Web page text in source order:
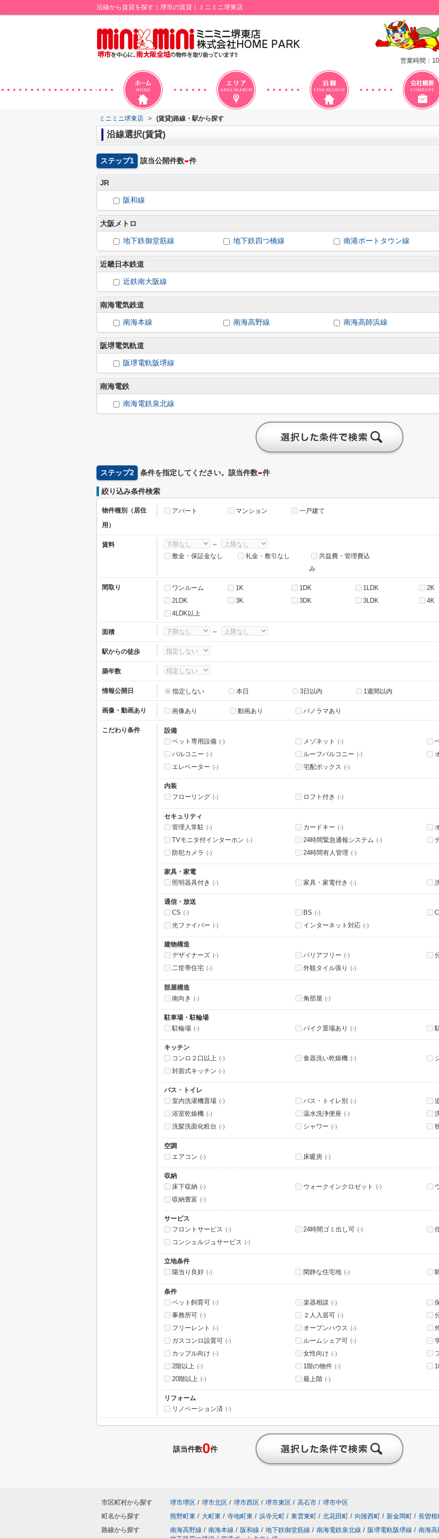
沿線から賃貸を探す｜堺市の賃貸｜ミニミニ堺東店
営業時間：
ミニミニ堺東店 > (賃貸)路線・駅から探す
沿線選択(賃貸)
ステップ1 該当公開件数-件
JR
阪和線
大阪メトロ
地下鉄御堂筋線 地下鉄四つ橋線 南港ポートタウン線
近畿日本鉄道
近鉄南大阪線
南海電気鉄道
南海本線 南海高野線 南海高師浜線
阪堺電気軌道
阪堺電軌阪堺線
南海電鉄
南海電鉄泉北線
ステップ2 条件を指定してください。該当件数-件
絞り込み条件検索
物件種別（居住
用）
アパート マンション 一戸建て
賃料
～
敷金・保証金なし
礼金・敷引なし
共益費・管理費込
み
間取り ワンルーム 1K 1DK 1LDK 2K
2LDK
3K 3DK 3LDK 4K
4LDK以上
面積 ～
駅からの徒歩
築年数
情報公開日 指定しない 本日 3日以内 1週間以内
画像・動画あり 画像あり 動画あり パノラマあり
こだわり条件
設備
ペット専用設備 (-) メゾネット (-)
バルコニー (-) ルーフバルコニー (-)
エレベーター (-) 宅配ボックス (-)
内装
フローリング (-) ロフト付き (-)
セキュリティ
管理人常駐 (-) カードキー (-)
TVモニタ付インターホン (-) 24時間緊急通報システム (-)
防犯カメラ (-) 24時間有人管理 (-)
家具・家電
照明器具付き
(-) 家具・家電付き (-)
通信・放送
CS (-) BS (-)
光ファイバー (-) インターネット対応 (-)
建物構造
デザイナーズ (-) バリアフリー (-)
二世帯住宅 (-) 外観タイル張り (-)
部屋構造
南向き
(-) 角部屋 (-)
駐車場・駐輪場
駐輪場 (-) バイク置場あり (-)
キッチン
コンロ２口以上 (-) 食器洗い乾燥機 (-)
対面式キッチン (-)
バス・トイレ
室内洗濯機置場 (-) バス・トイレ別 (-)
浴室乾燥機 (-) 温水洗浄便座 (-)
洗髪洗面化粧台 (-) シャワー (-)
空調
エアコン (-) 床暖房 (-)
収納
床下収納 (-) ウォークインクロゼット (-)
収納豊富 (-)
サービス
フロントサービス (-) 24時間ゴミ出し可 (-)
コンシェルジュサービス (-)
立地条件
陽当り良好 (-) 閑静な住宅地 (-)
条件
ペット飼育可 (-) 楽器相談 (-)
事務所可 (-) ２人入居可 (-)
フリーレント (-) オープンハウス (-)
ガスコンロ設置可 (-) ルームシェア可 (-)
カップル向け (-) 女性向け (-)
2階以上 (-) 1階の物件 (-)
20階以上 (-) 最上階 (-)
リフォーム
リノベーション済 (-)
該当件数0件
市区町村から探す 堺市堺区 / 堺市北区 / 堺市西区 / 堺市東区 / 高石市 / 堺市中区
町名から探す
熊野町東 / 大町東 / 寺地町東 / 浜寺元町 / 東雲東町 / 北花田町 / 向陵西町 / 新金岡町 / 長曽根
路線から探す
南海高野線 / 南海本線 / 阪和線 / 地下鉄御堂筋線 / 南海電鉄泉北線 / 阪堺電軌阪堺線 / 南海高